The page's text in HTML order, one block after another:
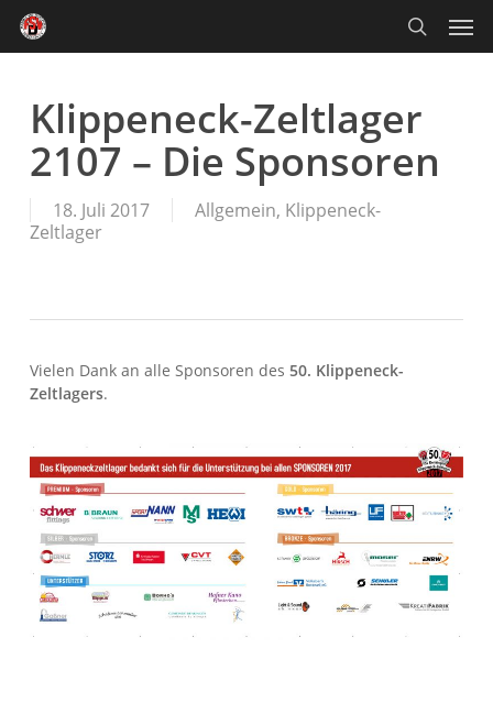
main
content search
Klippeneck-Zeltlager
2107 – Die Sponsoren
18. Juli 2017 Allgemein, Klippeneck-
Zeltlager
Vielen Dank an alle Sponsoren des 50. Klippeneck-
Zeltlagers.